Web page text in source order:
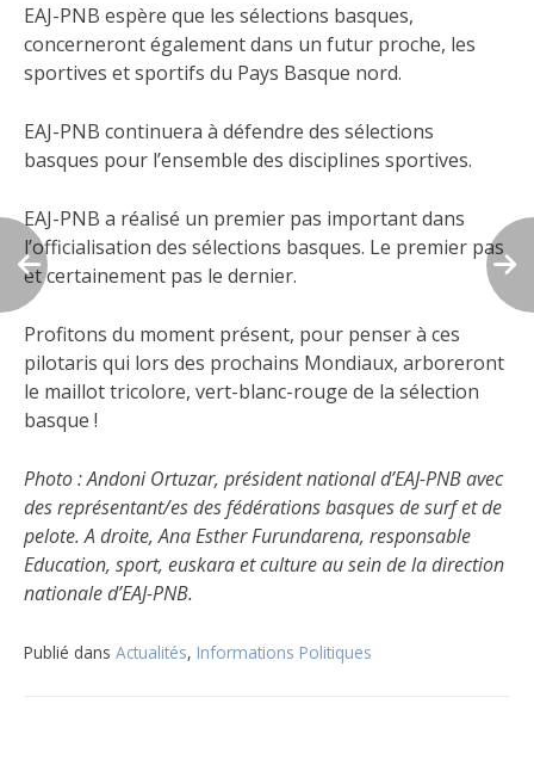
EAJ-PNB espère que les sélections basques,
concerneront également dans un futur proche, les
sportives et sportifs du Pays Basque nord.
EAJ-PNB continuera à défendre des sélections
basques pour l’ensemble des disciplines sportives.
EAJ-PNB a réalisé un premier pas important dans
l’officialisation des sélections basques. Le premier pas
et certainement pas le dernier.
Profitons du moment présent, pour penser à ces
pilotaris qui lors des prochains Mondiaux, arboreront
le maillot tricolore, vert-blanc-rouge de la sélection
basque !
Photo : Andoni Ortuzar, président national d’EAJ-PNB avec
des représentant/es des fédérations basques de surf et de
pelote. A droite, Ana Esther Furundarena, responsable
Education, sport, euskara et culture au sein de la direction
nationale d’EAJ-PNB.
Publié dans Actualités, Informations Politiques